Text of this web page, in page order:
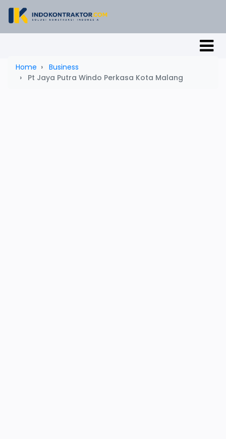
Home
Business
Pt Jaya Putra Windo Perkasa Kota Malang